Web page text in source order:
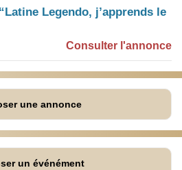
Legendo, j’apprends le
Consulter l'annonce
une annonce
un événément